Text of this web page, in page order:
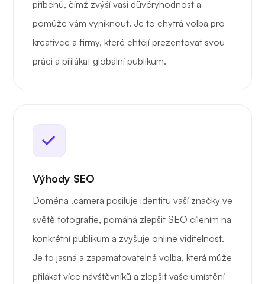
příběhů, čímž zvýší vaši důvěryhodnost a
pomůže vám vyniknout. Je to chytrá volba pro
kreativce a firmy, které chtějí prezentovat svou
práci a přilákat globální publikum.
Výhody SEO
Doména .camera posiluje identitu vaší značky ve
světě fotografie, pomáhá zlepšit SEO cílením na
konkrétní publikum a zvyšuje online viditelnost.
Je to jasná a zapamatovatelná volba, která může
přilákat více návštěvníků a zlepšit vaše umístění